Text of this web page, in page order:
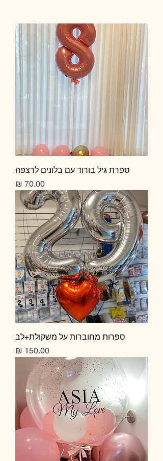
ספרת גיל בורוד עם בלונים לרצפה
מחיר
ספרות מחוברות על משקולת+לב
מחיר